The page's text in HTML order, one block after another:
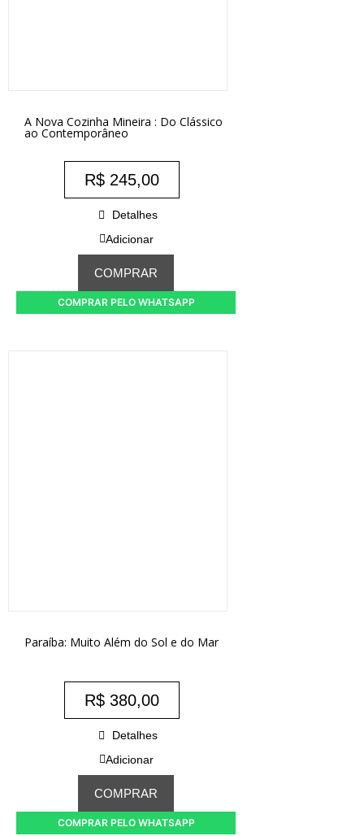
A Nova Cozinha Mineira : Do Clássico
ao Contemporâneo
R$ 245,00
Detalhes
Adicionar
COMPRAR
COMPRAR PELO WHATSAPP
Paraíba: Muito Além do Sol e do Mar
R$ 380,00
Detalhes
Adicionar
COMPRAR
COMPRAR PELO WHATSAPP